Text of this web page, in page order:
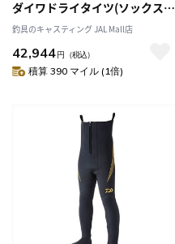
ダイワドライタイツ(ソックス先
割) ブラック MO
釣具のキャスティング JAL Mall店
42,944円 （税込）
積算 390 マイル (1倍)